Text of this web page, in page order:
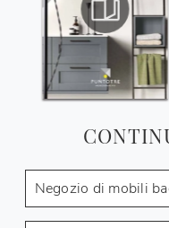
Negozio di mobili